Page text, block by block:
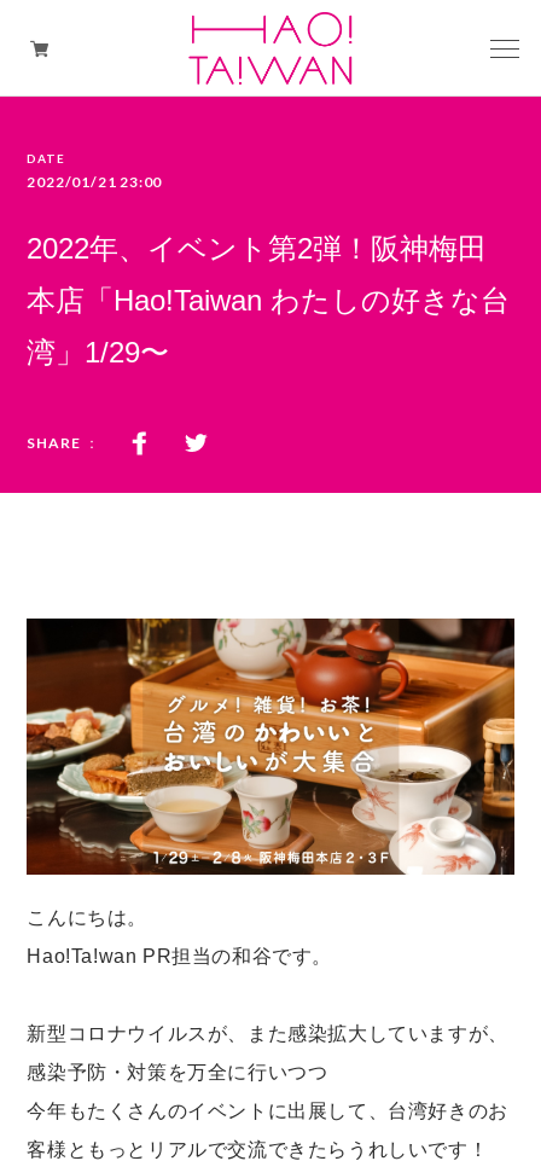
台湾茶
バッグ＆財布
シューズ
ファッション
2022年、イベント第2弾！阪神梅田
本店「Hao!Taiwan わたしの好きな台
湾」1/29〜
2022/01/21 23:00
こんにちは。
Hao!Ta!wan PR担当の和谷です。
新型コロナウイルスが、また感染拡大していますが、
感染予防・対策を万全に行いつつ
今年もたくさんのイベントに出展して、台湾好きのお
客様ともっとリアルで交流できたらうれしいです！